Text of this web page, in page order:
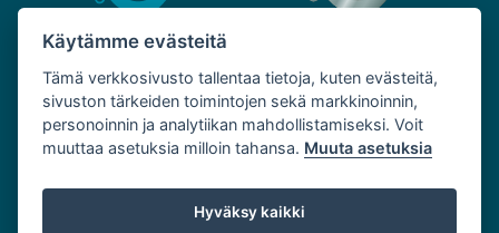
Käytämme evästeitä
Tämä verkkosivusto tallentaa tietoja, kuten evästeitä,
sivuston tärkeiden toimintojen sekä markkinoinnin,
personoinnin ja analytiikan mahdollistamiseksi. Voit
muuttaa asetuksia milloin tahansa. Muuta asetuksia
Hyväksy kaikki